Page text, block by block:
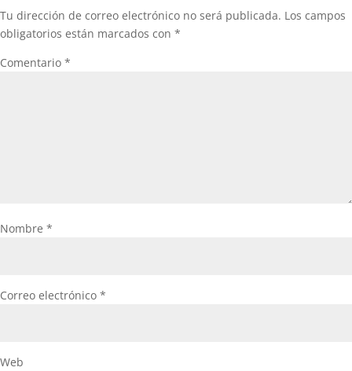
Tu dirección de correo electrónico no será publicada. Los campos
obligatorios están marcados con *
Comentario *
Nombre *
Correo electrónico *
Web